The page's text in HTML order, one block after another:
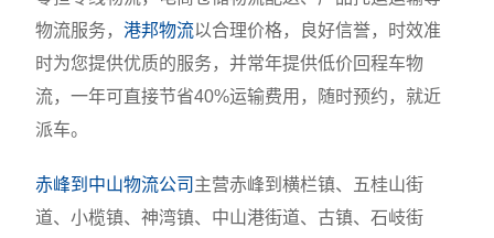
物流服务，港邦物流以合理价格，良好信誉，时效准
时为您提供优质的服务，并常年提供低价回程车物
流，一年可直接节省40%运输费用，随时预约，就近
派车。
赤峰到中山物流公司 主营赤峰到横栏镇、五桂山街
道、小榄镇、神湾镇、中山港街道、古镇、石岐街